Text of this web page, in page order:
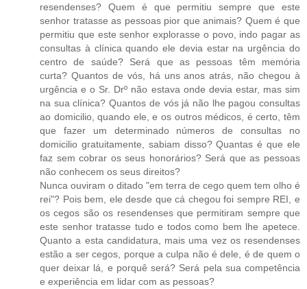
resendenses? Quem é que permitiu sempre que este
senhor tratasse as pessoas pior que animais? Quem é que
permitiu que este senhor explorasse o povo, indo pagar as
consultas à clínica quando ele devia estar na urgência do
centro de saúde? Será que as pessoas têm memória
curta? Quantos de vós, há uns anos atrás, não chegou à
urgência e o Sr. Drº não estava onde devia estar, mas sim
na sua clínica? Quantos de vós já não lhe pagou consultas
ao domicilio, quando ele, e os outros médicos, é certo, têm
que fazer um determinado números de consultas no
domicilio gratuitamente, sabiam disso? Quantas é que ele
faz sem cobrar os seus honorários? Será que as pessoas
não conhecem os seus direitos?
Nunca ouviram o ditado "em terra de cego quem tem olho é
rei"? Pois bem, ele desde que cá chegou foi sempre REI, e
os cegos são os resendenses que permitiram sempre que
este senhor tratasse tudo e todos como bem lhe apetece.
Quanto a esta candidatura, mais uma vez os resendenses
estão a ser cegos, porque a culpa não é dele, é de quem o
quer deixar lá, e porquê será? Será pela sua competência
e experiência em lidar com as pessoas?